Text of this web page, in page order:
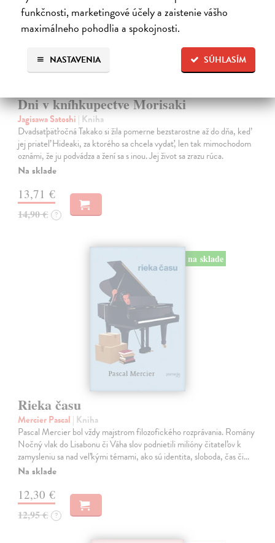
funkčnosti, marketingové účely a zaistenie vášho
maximálneho pohodlia a spokojnosti.
SÚHLASÍM
NASTAVENIA
Dni v kníhkupectve Morisaki
Jagisawa Satoshi | Kniha
Dvadsaťpäťročná Takako si žila pomerne bezstarostne až do dňa, keď
jej priateľ Hideaki, za ktorého sa chcela vydať, len tak mimochodom
oznámi, že ju podvádza a žení sa s inou. Jej život sa zrazu rúca.
Na sklade
13,71 €
14,90 € ?
na sklade
Rieka času
Mercier Pascal | Kniha
Pascal Mercier bol vždy majstrom filozofického rozprávania. Romány
Nočný vlak do Lisabonu či Váha slov podnietili milióny čitateľov k
zamysleniu sa nad veľkými témami, ako sú identita, sloboda, čas či…
Na sklade
12,30 €
12,95 € ?